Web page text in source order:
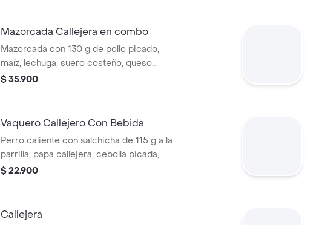
bebida PET
Mazorcada Callejera en combo
Mazorcada con 130 g de pollo picado,
maíz, lechuga, suero costeño, queso
costeño, salsa BBQ, salsa Corral, salsa
$ 35.900
Vaquero Callejero Con Bebida
Perro caliente con salchicha de 115 g a la
parrilla, papa callejera, cebolla picada,
salsa blanca, salsa de tomate y mostaza
$ 22.900
Callejera